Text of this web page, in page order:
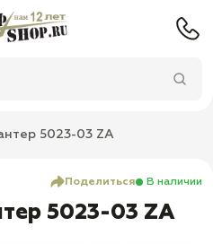
5023-03 ZA
Поделиться В наличии
5023-03 ZA